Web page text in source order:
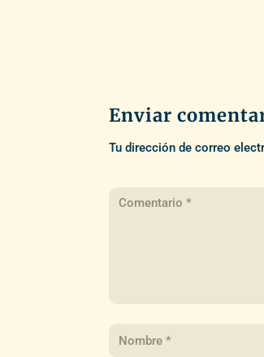
Enviar
Tu dirección de correo